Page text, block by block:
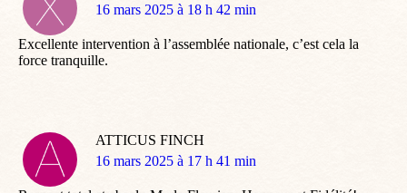
dit
16 mars 2025 à 18 h 42 min
Excellente intervention à l’assemblée nationale, c’est cela la
force tranquille.
ATTICUS FINCH
dit
16 mars 2025 à 17 h 41 min